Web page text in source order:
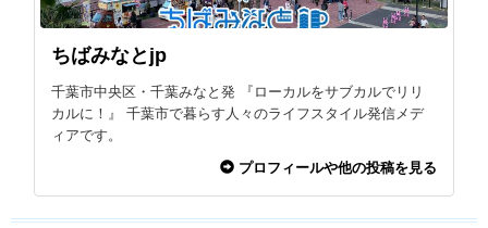
ちばみなとjp
千葉市中央区・千葉みなと発 『ローカルをサブカルでリリ
カルに！』 千葉市で暮らす人々のライフスタイル発信メデ
ィアです。
プロフィールや他の投稿を見る